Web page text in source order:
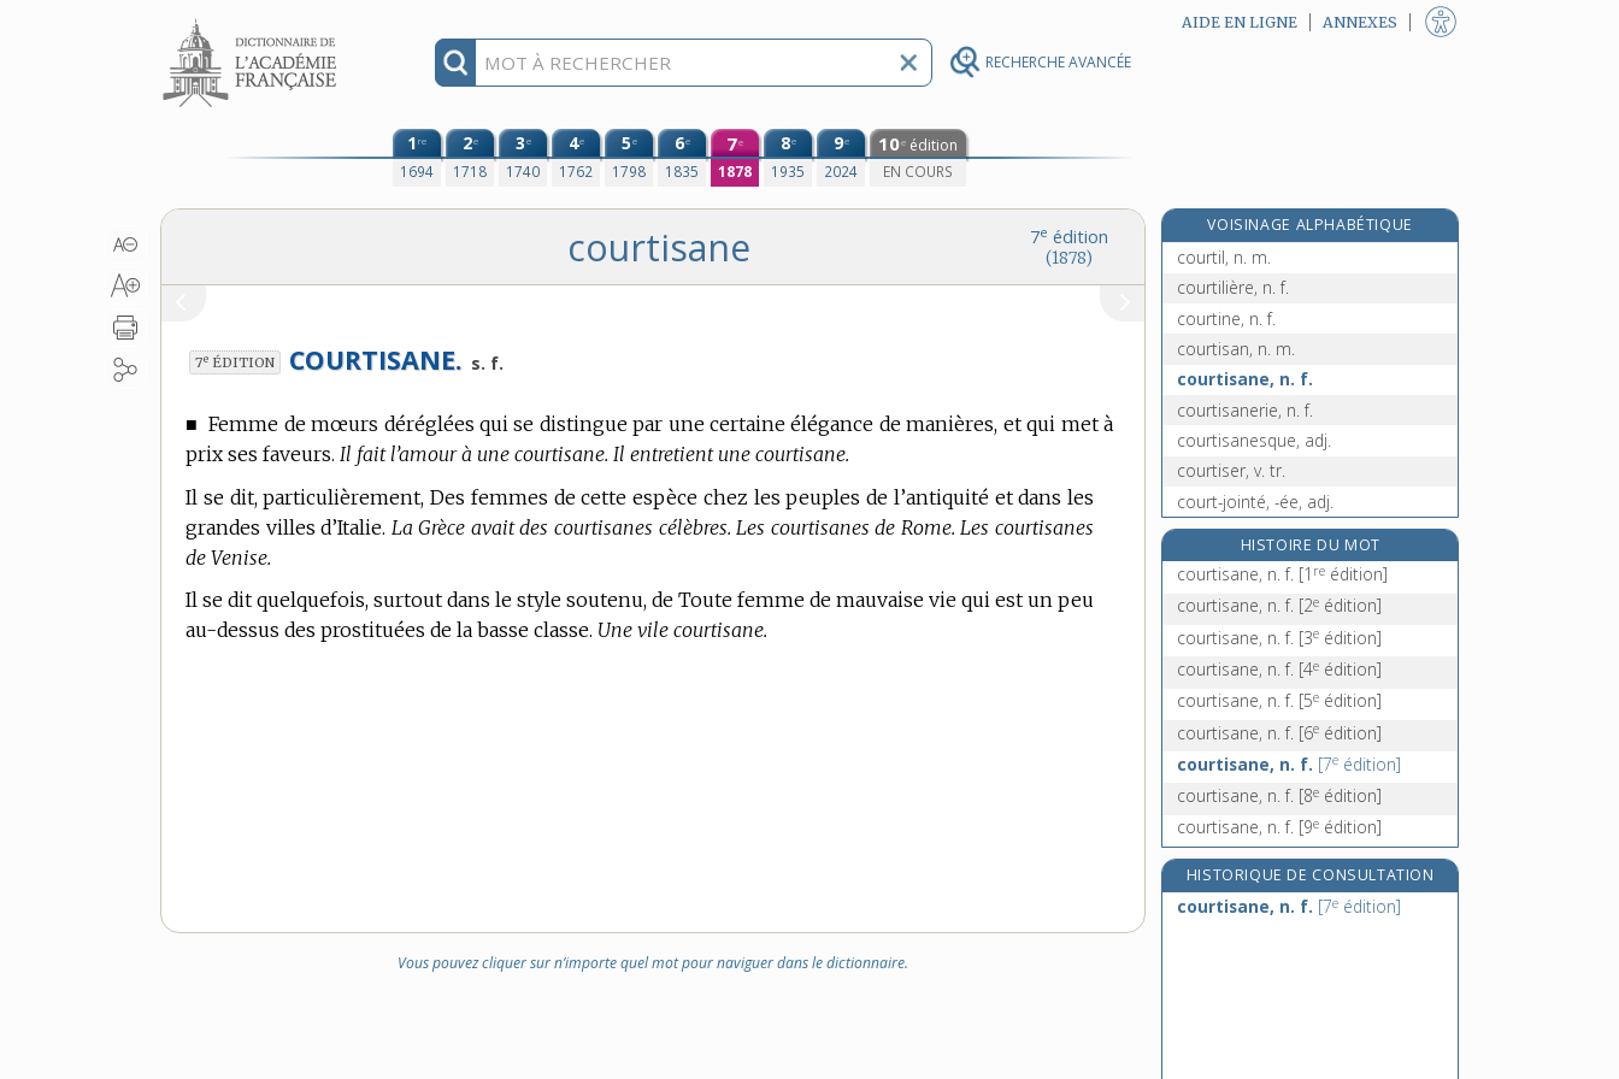
RECHERCHE AVANCÉE
Aller au contenu AIDE EN LIGNE ANNEXES
1re
1694
2e
1718
3e
1740
4e
1762
5e
1798
6e
1835
7e
1878
8e
1935
9e
2024
10e édition
EN COURS
7e édition
(1878)
courtisane
7e ÉDITION COURTISANE. s. f.
■Femme de mœurs déréglées qui se distingue par une certaine élégance de manières, et qui met à
prix ses faveurs. Il fait l’amour à une courtisane. Il entretient une courtisane.
Il se dit, particulièrement, Des femmes de cette espèce chez les peuples de l’antiquité et dans les
grandes villes d’Italie. La Grèce avait des courtisanes célèbres. Les courtisanes de Rome. Les courtisanes
de Venise.
Il se dit quelquefois, surtout dans le style soutenu, de Toute femme de mauvaise vie qui est un peu
au-dessus des prostituées de la basse classe. Une vile courtisane.
Vous pouvez cliquer sur n’importe quel mot pour naviguer dans le dictionnaire.
VOISINAGE ALPHABÉTIQUE
courtier, -ière, n.
courtil, n. m.
courtilière, n. f.
courtine, n. f.
courtisan, n. m.
courtisane, n. f.
courtisanerie, n. f.
courtisanesque, adj.
courtiser, v. tr.
court-jointé, -ée, adj.
courtois, -oise, adj.
courtoisement, adv.
couscous, n. m.
HISTOIRE DU MOT
courtisane, n. f. [1 re édition]
courtisane, n. f. [2e édition]
courtisane, n. f. [3e édition]
courtisane, n. f. [4e édition]
courtisane, n. f. [5e édition]
courtisane, n. f. [6e édition]
courtisane, n. f. [7e édition]
courtisane, n. f. [8e édition]
courtisane, n. f. [9e édition]
HISTORIQUE DE CONSULTATION
courtisane, n. f. [7e édition]